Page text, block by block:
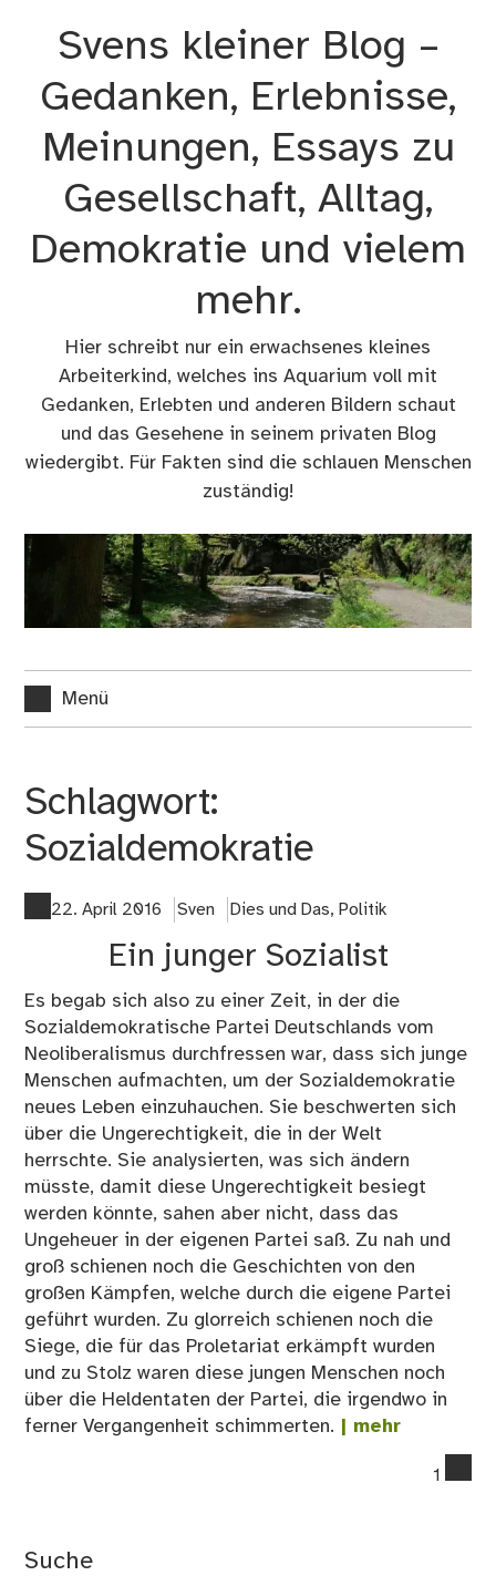
Svens kleiner Blog –
Gedanken, Erlebnisse,
Meinungen, Essays zu
Gesellschaft, Alltag,
Demokratie und vielem
mehr.
Hier schreibt nur ein erwachsenes kleines
Arbeiterkind, welches ins Aquarium voll mit
Gedanken, Erlebten und anderen Bildern schaut
und das Gesehene in seinem privaten Blog
wiedergibt. Für Fakten sind die schlauen Menschen
zuständig!
Menü
Schlagwort:
Sozialdemokratie
22. April 2016 Sven Dies und Das, Politik
Ein junger Sozialist
Es begab sich also zu einer Zeit, in der die
Sozialdemokratische Partei Deutschlands vom
Neoliberalismus durchfressen war, dass sich junge
Menschen aufmachten, um der Sozialdemokratie
neues Leben einzuhauchen. Sie beschwerten sich
über die Ungerechtigkeit, die in der Welt
herrschte. Sie analysierten, was sich ändern
müsste, damit diese Ungerechtigkeit besiegt
werden könnte, sahen aber nicht, dass das
Ungeheuer in der eigenen Partei saß. Zu nah und
groß schienen noch die Geschichten von den
großen Kämpfen, welche durch die eigene Partei
geführt wurden. Zu glorreich schienen noch die
Siege, die für das Proletariat erkämpft wurden
und zu Stolz waren diese jungen Menschen noch
über die Heldentaten der Partei, die irgendwo in
ferner Vergangenheit schimmerten. | mehr
1
Suche